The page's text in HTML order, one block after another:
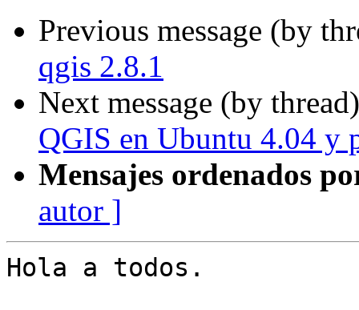
Previous message (by
qgis 2.8.1
Next message (by
QGIS en Ubuntu 4.04 y
Mensajes ordenados
autor ]
Hola a todos.